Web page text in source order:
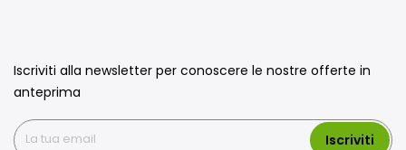
Iscriviti alla newsletter per conoscere le nostre offerte in
anteprima
Iscriviti